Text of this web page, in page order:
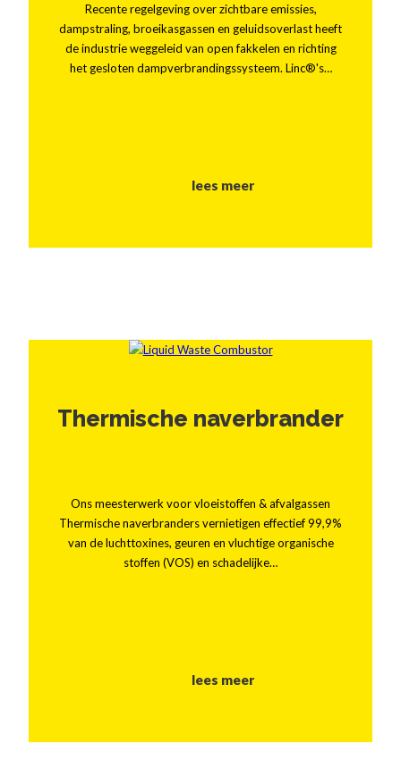
Recente regelgeving over zichtbare emissies,
dampstraling, broeikasgassen en geluidsoverlast heeft
de industrie weggeleid van open fakkelen en richting
het gesloten dampverbrandingssysteem. Linc®'s…
lees meer
Thermische naverbrander
Ons meesterwerk voor vloeistoffen & afvalgassen
Thermische naverbranders vernietigen effectief 99,9%
van de luchttoxines, geuren en vluchtige organische
stoffen (VOS) en schadelijke…
lees meer